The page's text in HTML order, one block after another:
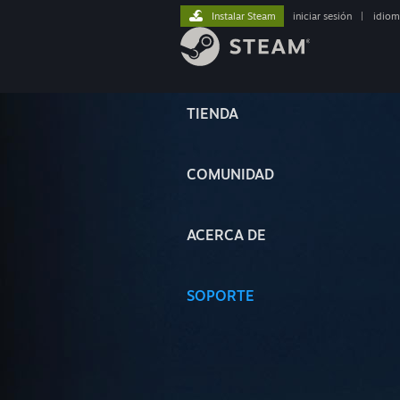
TIENDA
COMUNIDAD
ACERCA DE
SOPORTE
Instalar Steam iniciar sesión